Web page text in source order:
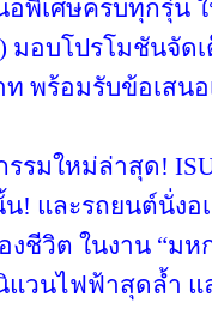
พิเศษครบทุกรุ่น ใ
มอบโปรโมชันจัด
ท พร้อมรับข้อเสน
มใหม่ล่าสุด!
! และรถยนต์นั่งอ
ชีวิต ในงาน “มห
วนไฟฟ้าสุดล้ำ แ